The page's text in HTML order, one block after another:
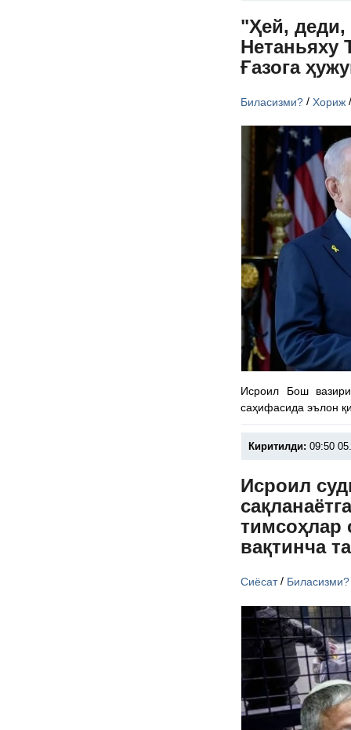
"Ҳей, деди,
Нетаньяху
Ғазога
Биласизми? /Хориж
Исроил Бош
саҳифасида эълон
Киритилди: 09:50
Исроил
тимсоҳлар
вақтинча
Сиёсат/ Биласизми?